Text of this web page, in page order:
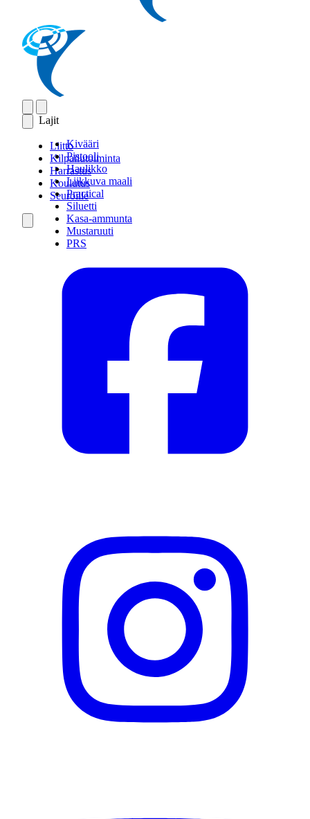
Lajit
Kivääri
Pistooli
Haulikko
Liikkuva maali
Practical
Siluetti
Kasa-ammunta
Mustaruuti
PRS
Liitto
Kilpailutoiminta
Harrastus
Koulutus
Seuroille